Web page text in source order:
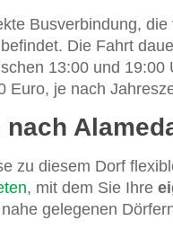
Busverbindung, die
Die Fahrt
13:00 und
Euro, je nach
zu diesem Dorf
, mit dem Sie Ihre
gelegenen